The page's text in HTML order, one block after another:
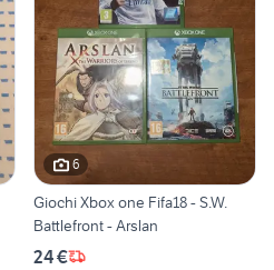
6
Giochi Xbox one Fifa18 - S.W.
Battlefront - Arslan
24 €